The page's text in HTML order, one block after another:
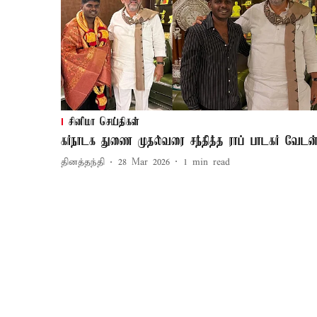
சினிமா செய்திகள்
கர்நாடக துணை முதல்வரை சந்தித்த ராப் பாடகர்
தினத்தந்தி 28 Mar 2026 1 min read